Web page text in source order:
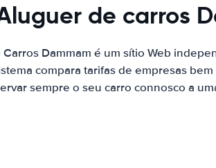
de carros
Carros Dammam é um sítio Web
compara tarifas de empresas
sempre o seu carro connosco a